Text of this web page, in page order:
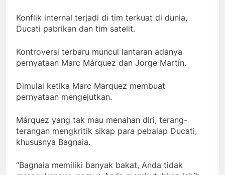
Konflik internal terjadi di tim terkuat di dunia,
Ducati pabrikan dan tim satelit.
Kontroversi terbaru muncul lantaran adanya
pernyataan Marc Márquez dan Jorge Martín.
Dimulai ketika Marc Marquez membuat
pernyataan mengejutkan.
Márquez yang tak mau menahan diri, terang-
terangan mengkritik sikap para pebalap Ducati,
khususnya Bagnaia.
“Bagnaia memiliki banyak bakat, Anda tidak